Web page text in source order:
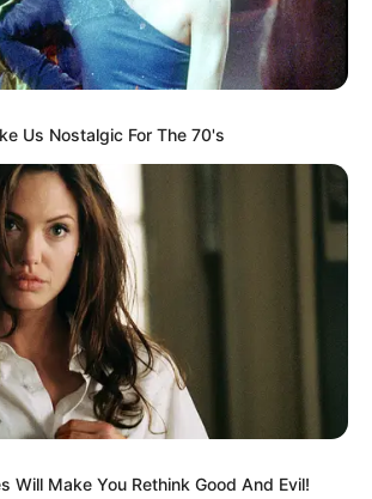
Us Nostalgic For The 70's
Will Make You Rethink Good And Evil!